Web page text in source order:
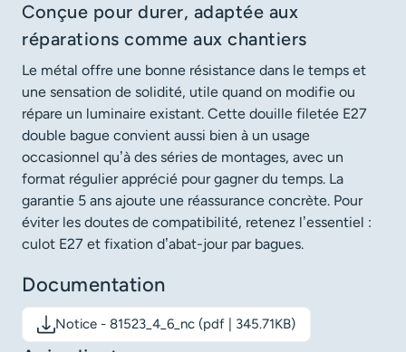
Conçue pour durer, adaptée aux
réparations comme aux chantiers
Le métal offre une bonne résistance dans le temps et
une sensation de solidité, utile quand on modifie ou
répare un luminaire existant. Cette douille filetée E27
double bague convient aussi bien à un usage
occasionnel qu’à des séries de montages, avec un
format régulier apprécié pour gagner du temps. La
garantie 5 ans ajoute une réassurance concrète. Pour
éviter les doutes de compatibilité, retenez l’essentiel :
culot E27 et fixation d’abat-jour par bagues.
Documentation
Notice - 81523_4_6_nc (pdf | 345.71KB)
Télécharger le document: Notice - 81523_4_6_nc